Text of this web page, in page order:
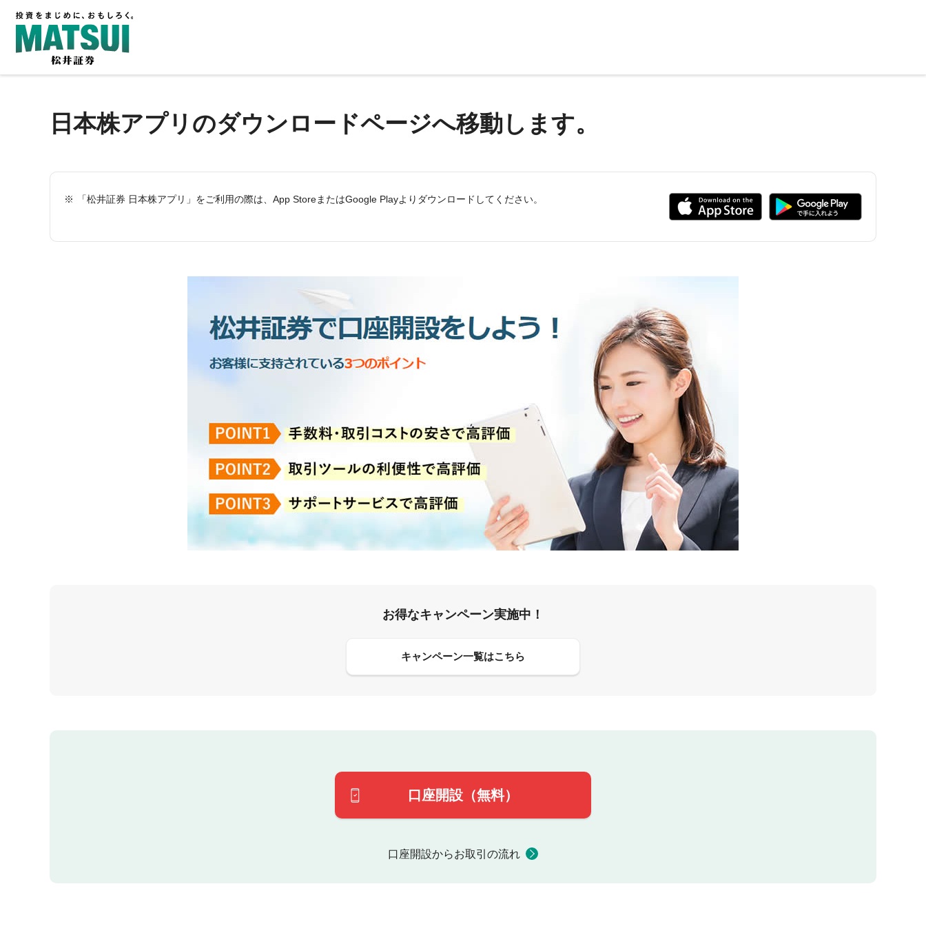
日本株アプリのダウンロードページへ移動します。
「松井証券 日本株アプリ」をご利用の際は、App StoreまたはGoogle Playよりダウンロードしてください。
お得なキャンペーン実施中！
キャンペーン一覧はこちら
口座開設（無料）
口座開設からお取引の流れ